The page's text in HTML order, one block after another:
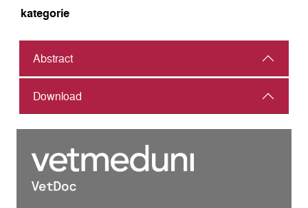
kategorie
Abstract
Download